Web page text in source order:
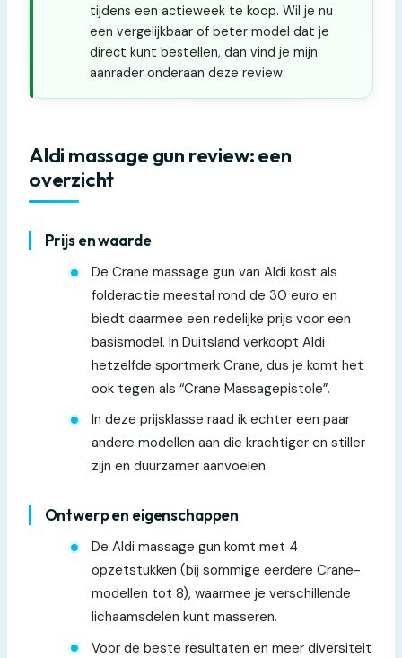
tijdens een actieweek te koop. Wil je nu
een vergelijkbaar of beter model dat je
direct kunt bestellen, dan vind je mijn
aanrader onderaan deze review.
Aldi massage gun review: een
overzicht
Prijs en waarde
De Crane massage gun van Aldi kost als
folderactie meestal rond de 30 euro en
biedt daarmee een redelijke prijs voor een
basismodel. In Duitsland verkoopt Aldi
hetzelfde sportmerk Crane, dus je komt het
ook tegen als “Crane Massagepistole”.
In deze prijsklasse raad ik echter een paar
andere modellen aan die krachtiger en stiller
zijn en duurzamer aanvoelen.
Ontwerp en eigenschappen
De Aldi massage gun komt met 4
opzetstukken (bij sommige eerdere Crane-
modellen tot 8), waarmee je verschillende
lichaamsdelen kunt masseren.
Voor de beste resultaten en meer diversiteit